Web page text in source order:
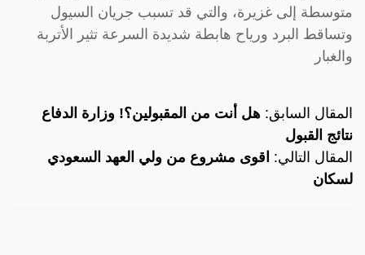
متوسطة إلى غزيرة، والتي قد تسبب جريان السيول
وتساقط البرد ورياح هابطة شديدة السرعة تثير الأتربة
والغبار
المقال السابق: هل أنت من المقبولين؟! وزارة الدفاع
نتائج القبول
المقال التالي: اقوى مشروع من ولي العهد السعودي
لسكان